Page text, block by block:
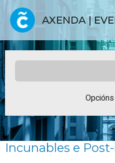
AXENDA |
Opcións
Incunables e